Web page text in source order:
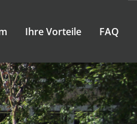
Ihre Vorteile FAQ